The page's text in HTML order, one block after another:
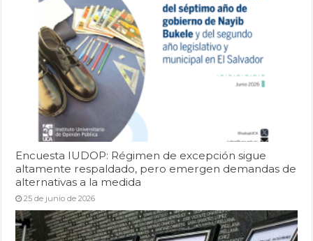
Encuesta IUDOP: Régimen de excepción sigue
altamente respaldado, pero emergen demandas de
alternativas a la medida
25 de junio de 2026